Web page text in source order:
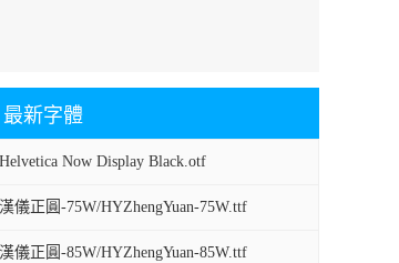
最新字體
Helvetica Now Display Black.otf
漢儀正圓-75W/HYZhengYuan-75W.ttf
漢儀正圓-85W/HYZhengYuan-85W.ttf